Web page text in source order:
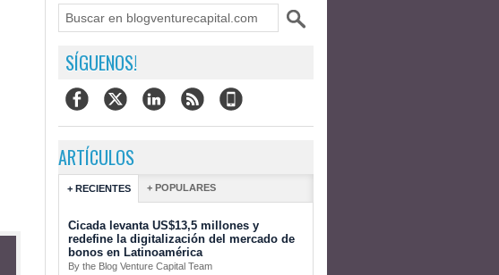
SÍGUENOS!
ARTÍCULOS
+ RECIENTES + POPULARES
Cicada levanta US$13,5 millones y
redefine la digitalización del mercado de
bonos en Latinoamérica
By the Blog Venture Capital Team